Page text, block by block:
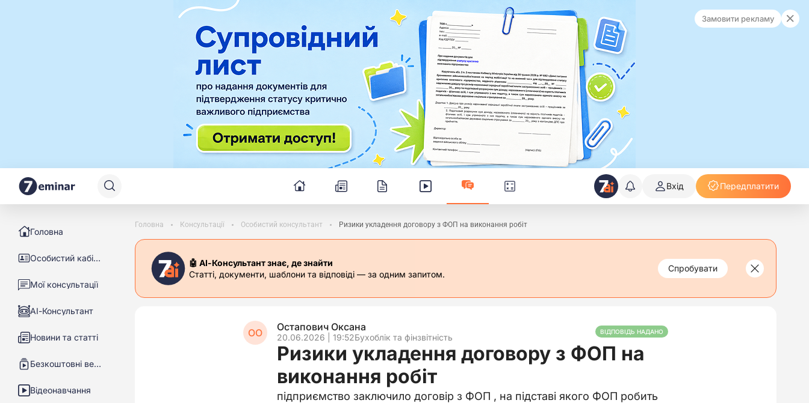
Замовити рекламу
Вхід Передплатити
Головна
Особистий кабінет
Мої консультації
АІ-Консультант
Новини та статті
Безкоштовні вебінари
Відеонавчання
Головна Консультації Особистий консультант Ризики укладення договору з ФОП на виконання робіт
🤖 АІ-Консультант знає, де знайти
Статті, документи, шаблони та відповіді — за одним запитом.
Спробувати
ОО Остапович Оксана
20.06.2026 | 19:52Бухоблік та фінзвітність
ВІДПОВІДЬ НАДАНО
Ризики укладення договору з ФОП на
виконання робіт
підприємство заключило договір з ФОП , на підставі якого ФОП робить